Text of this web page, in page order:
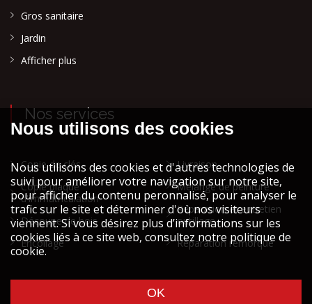
Gros sanitaire
Jardin
Afficher plus
Nos services
Copie de clés
Copie plaque
d'immatriculation
Découpe de bois
Encollage
Livraison
Mélange de peinture
Réparation et entretien
outillage
Réparation remorque
Mentions légales STOCK ATH